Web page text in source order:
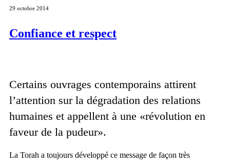
29 octobre 2014
Confiance et respect
Certains ouvrages contemporains attirent
l’attention sur la dégradation des relations
humaines et appellent à une «révolution en
faveur de la pudeur».
La Torah a toujours développé ce message de façon très